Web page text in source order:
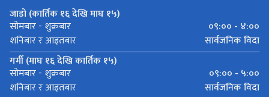
जाडो (कार्तिक १६ देखि माघ १५)
सोमबार - शुक्रबार
०९:०० - ४:००
शनिबार र आइतबार
सार्वजनिक विदा
गर्मी (माघ १६ देखि कार्तिक १५)
सोमबार - शुक्रबार
०९:०० - ५:००
शनिबार र आइतबार
सार्वजनिक विदा